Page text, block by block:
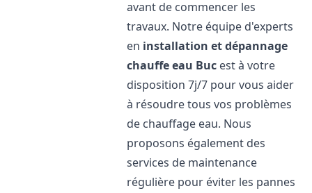
avant de commencer les
travaux. Notre équipe d'experts
en installation et dépannage
chauffe eau Buc est à votre
disposition 7j/7 pour vous aider
à résoudre tous vos problèmes
de chauffage eau. Nous
proposons également des
services de maintenance
régulière pour éviter les pannes